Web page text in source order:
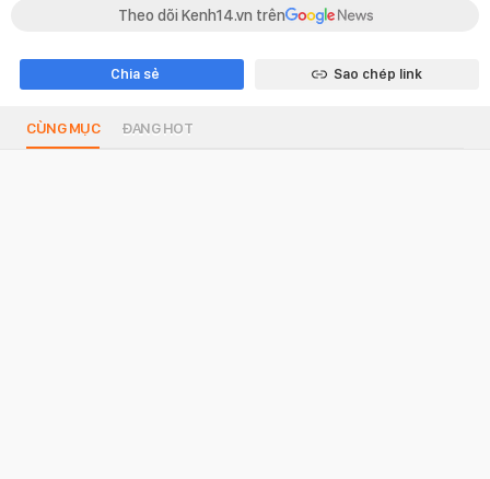
Theo dõi Kenh14.vn trên
Chia sẻ Sao chép link
CÙNG MỤC ĐANG HOT